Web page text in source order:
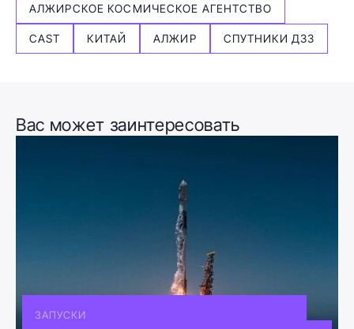
АЛЖИРСКОЕ КОСМИЧЕСКОЕ АГЕНТСТВО
CAST КИТАЙ АЛЖИР СПУТНИКИ ДЗЗ
Вас может заинтересовать
ЗАПУСКИ